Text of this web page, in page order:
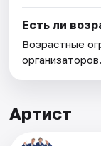
Есть ли
Возрастные
организаторов.
Артист